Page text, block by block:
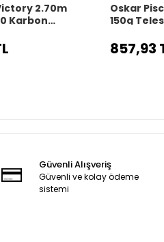
2.70m
Karbon
Oskar
150g
857,93
Güvenli Alışveriş
Güvenli ve kolay ödeme
sistemi